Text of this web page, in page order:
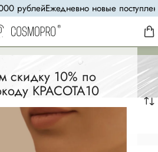
скидку 10% по
КРАСОТА10
рублейЕжедневно новые поступления
СКОРО В ПРОДАЖЕ